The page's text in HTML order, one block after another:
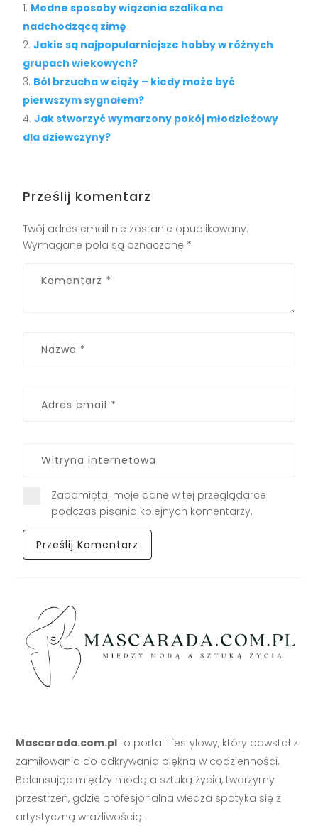
Modne sposoby wiązania szalika na
nadchodzącą zimę
Jakie są najpopularniejsze hobby w różnych
grupach wiekowych?
Ból brzucha w ciąży – kiedy może być
pierwszym sygnałem?
Jak stworzyć wymarzony pokój młodzieżowy
dla dziewczyny?
Prześlij komentarz
Twój adres email nie zostanie opublikowany.
Wymagane pola są oznaczone *
Zapamiętaj moje dane w tej przeglądarce
podczas pisania kolejnych komentarzy.
Mascarada.com.pl to portal lifestylowy, który powstał z
zamiłowania do odkrywania piękna w codzienności.
Balansując między modą a sztuką życia, tworzymy
przestrzeń, gdzie profesjonalna wiedza spotyka się z
artystyczną wrażliwością.